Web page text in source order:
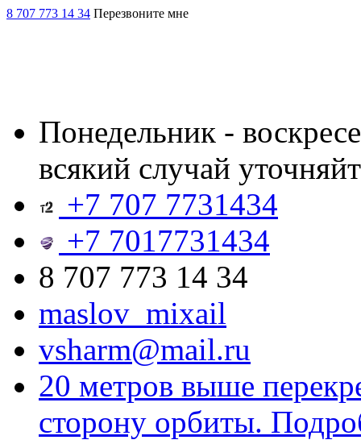
8 707 773 14 34 Перезвоните мне
Понедельник -
всякий случай
+7 707 7731434
+7 7017731434
8 707 773 14 34
maslov_mixail
vsharm@mail.ru
20 метров выше
сторону орбиты.